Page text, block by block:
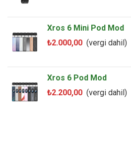
Xros 6 Mini Pod Mod
₺2.000,00 (vergi dahil)
Xros 6 Pod Mod
₺2.200,00 (vergi dahil)